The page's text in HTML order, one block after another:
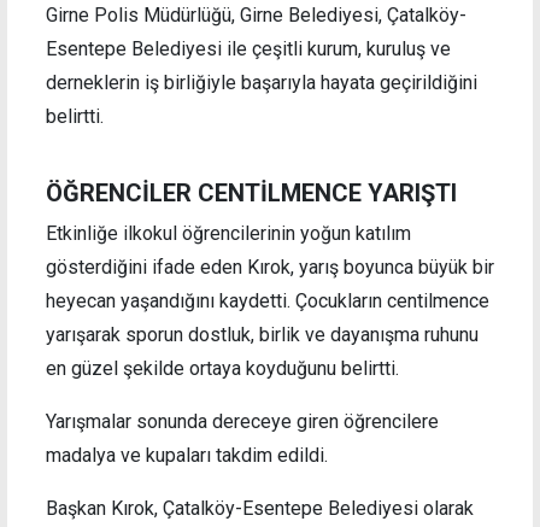
Girne Polis Müdürlüğü, Girne Belediyesi, Çatalköy-
Esentepe Belediyesi ile çeşitli kurum, kuruluş ve
derneklerin iş birliğiyle başarıyla hayata geçirildiğini
belirtti.
ÖĞRENCİLER CENTİLMENCE YARIŞTI
Etkinliğe ilkokul öğrencilerinin yoğun katılım
gösterdiğini ifade eden Kırok, yarış boyunca büyük bir
heyecan yaşandığını kaydetti. Çocukların centilmence
yarışarak sporun dostluk, birlik ve dayanışma ruhunu
en güzel şekilde ortaya koyduğunu belirtti.
Yarışmalar sonunda dereceye giren öğrencilere
madalya ve kupaları takdim edildi.
Başkan Kırok, Çatalköy-Esentepe Belediyesi olarak